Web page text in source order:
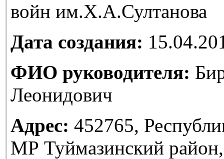
войн им.Х.А.Султанова
Дата создания:
ФИО руководителя:
Леонидович
Адрес: 452765,
МР Туймазинский